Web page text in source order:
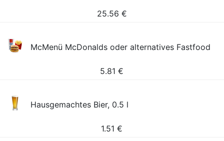
25.56 €
McMenü McDonalds oder alternatives Fastfood
5.81 €
Hausgemachtes Bier, 0.5 l
1.51 €